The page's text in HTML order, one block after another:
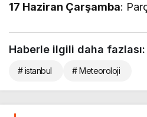
17 Haziran Çarşamba:
Haberle ilgili daha fazlası:
# istanbul # Meteoroloji